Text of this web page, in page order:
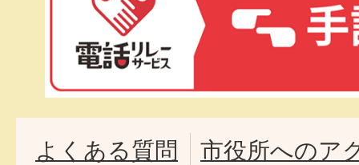
よくある質問
市役所へのア